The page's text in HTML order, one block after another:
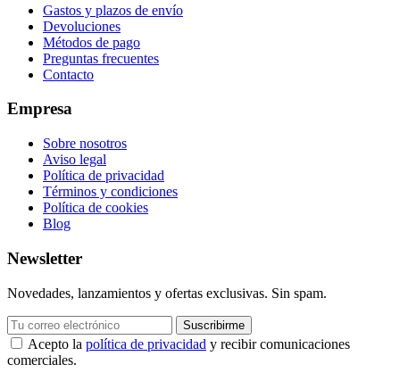
Gastos y plazos de envío
Devoluciones
Métodos de pago
Preguntas frecuentes
Contacto
Empresa
Sobre nosotros
Aviso legal
Política de privacidad
Términos y condiciones
Política de cookies
Blog
Newsletter
Novedades, lanzamientos y ofertas exclusivas. Sin spam.
Suscribirme
Acepto la política de privacidad y recibir comunicaciones
comerciales.